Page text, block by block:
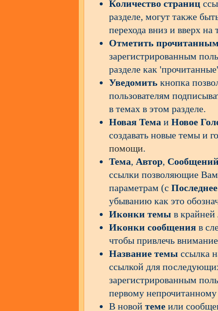
Количество страниц
разделе, могут также
перехода вниз и вверх
Отметить
зарегистрированным
разделе как
Уведомить кнопка
пользователям
в темах в этом разделе.
Новая Тема иНовое
создавать новые темы и
помощи.
Тема, Автор,
ссылки позволяющие Вам
параметрам (с
убыванию как это
Иконки темы в
Иконки сообщения в
чтобы привлечь
Название темы ссылка
ссылкой для
зарегистрированным
первому
В новойтеме или